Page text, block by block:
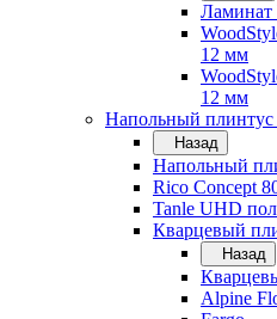
12 мм
12 мм
Напольный плинтус
Назад
Напольный
Rico Concept
Tanle UHD
Кварцевый
Назад
Alpine